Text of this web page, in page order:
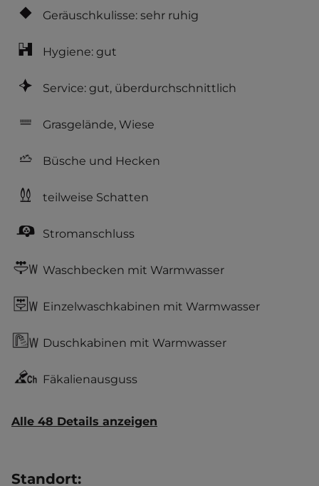
Geräuschkulisse: sehr ruhig
Hygiene: gut
Service: gut, überdurchschnittlich
Grasgelände, Wiese
Büsche und Hecken
teilweise Schatten
Stromanschluss
Waschbecken mit Warmwasser
Einzelwaschkabinen mit Warmwasser
Duschkabinen mit Warmwasser
Fäkalienausguss
Alle 48 Details anzeigen
Standort: